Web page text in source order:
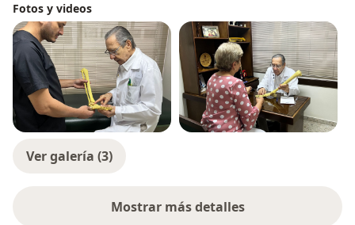
Fotos y videos
Ver galería (3)
Mostrar más detalles
sobre la experiencia